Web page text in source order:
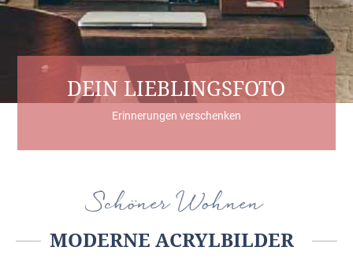
DEIN LIEBLINGSFOTO
Erinnerungen verschenken
Schöner Wohnen
MODERNE ACRYLBILDER